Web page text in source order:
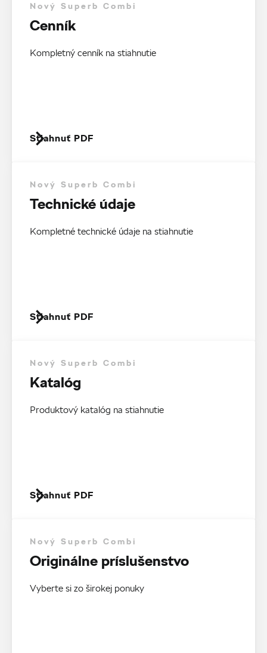
Nový Superb Combi
Cenník
Kompletný cenník na stiahnutie
Stiahnuť PDF
Nový Superb Combi
Technické údaje
Kompletné technické údaje na stiahnutie
Stiahnuť PDF
Nový Superb Combi
Katalóg
Produktový katalóg na stiahnutie
Stiahnuť PDF
Nový Superb Combi
Originálne príslušenstvo
Vyberte si zo širokej ponuky